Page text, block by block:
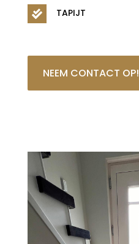
 TAPIJT
NEEM CONTACT OP!